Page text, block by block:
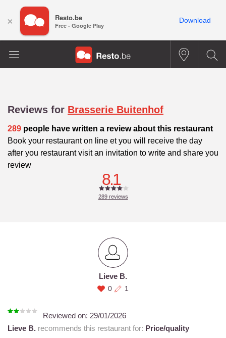
Reviews for Brasserie Buitenhof
289 people have written a review about this restaurant
Book your restaurant on line et you will receive the day
after you restaurant visit an invitation to write and share you
review
8.1
289reviews
Lieve B.
0 1
Reviewed on: 29/01/2026
Lieve B. recommends this restaurant for: Price/quality
× Resto.be
Free - Google Play
Download